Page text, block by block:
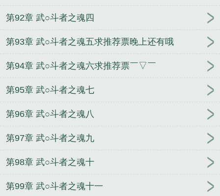
第92章 武○斗者之魂四
第93章 武○斗者之魂五求推荐票晚上还有哦
第94章 武○斗者之魂六求推荐票￣▽￣
第95章 武○斗者之魂七
第96章 武○斗者之魂八
第97章 武○斗者之魂九
第98章 武○斗者之魂十
第99章 武○斗者之魂十一